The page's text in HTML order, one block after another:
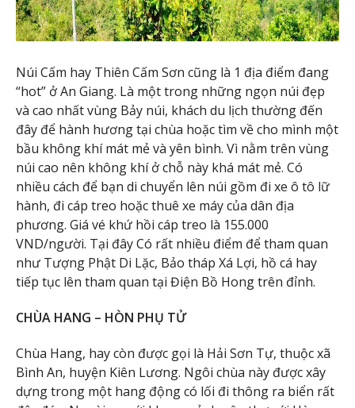
Núi Cấm hay Thiên Cấm Sơn cũng là 1 địa điểm đang
“hot” ở An Giang. Là một trong những ngọn núi đẹp
và cao nhất vùng Bảy núi, khách du lịch thường đến
đây để hành hương tại chùa hoặc tìm về cho mình một
bầu không khí mát mẻ và yên bình. Vì nằm trên vùng
núi cao nên không khí ở chỗ này khá mát mẻ. Có
nhiều cách để bạn di chuyển lên núi gồm đi xe ô tô lữ
hành, đi cáp treo hoặc thuê xe máy của dân địa
phương. Giá vé khứ hồi cáp treo là 155.000
VND/người. Tại đây Có rất nhiều điểm để tham quan
như Tượng Phật Di Lặc, Bảo tháp Xá Lợi, hồ cá hay
tiếp tục lên tham quan tại Điện Bồ Hong trên đỉnh.
CHÙA HANG – HÒN PHỤ TỬ
Chùa Hang, hay còn được gọi là Hải Sơn Tự, thuộc xã
Bình An, huyện Kiên Lương. Ngôi chùa này được xây
dựng trong một hang động có lối đi thông ra biển rất